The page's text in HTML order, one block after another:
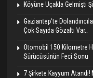
Köyüne Uçakla Gelmişti
Gaziantep’te
Çok Sayıda Gözaltı Var…
Otomobil 150 Kilometre
Sürücüsünün Feci Sonu
7 Şirkete Kayyum